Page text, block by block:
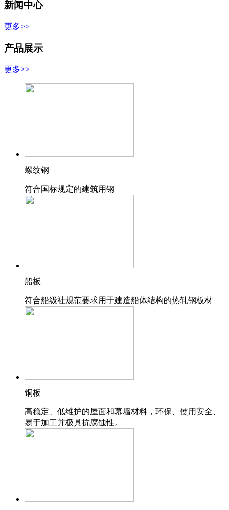
新闻中心
更多>>
产品展示
更多>>
螺纹钢
符合国标规定的建筑用钢
船板
符合船级社规范要求用于建造船体结构的热轧钢板材
铜板
高稳定、低维护的屋面和幕墙材料，环保、使用安全、
易于加工并极具抗腐蚀性。